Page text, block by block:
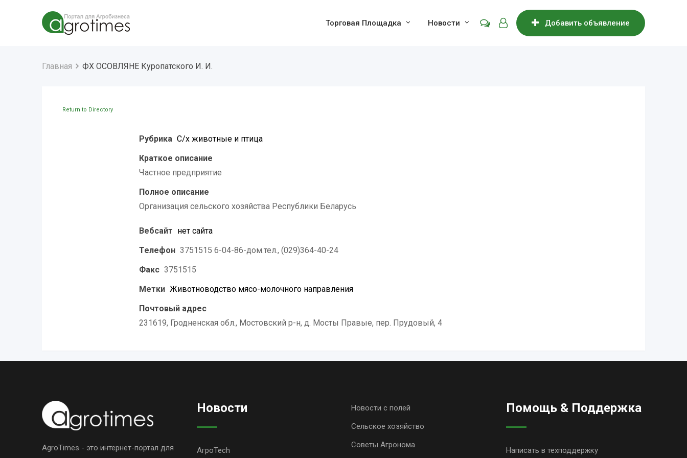
Добавить объявление
Торговая Площадка Новости
Главная ФХ ОСОВЛЯНЕ Куропатского И. И.
Return to Directory
Рубрика С/х животные и птица
Краткое описание
Частное предприятие
Полное описание
Организация сельского хозяйства Республики Беларусь
Вебсайт нет сайта
Телефон 3751515 6-04-86-дом.тел., (029)364-40-24
Факс 3751515
Метки Животноводство мясо-молочного направления
Почтовый адрес
231619, Гродненская обл., Мостовский р-н, д. Мосты Правые, пер. Прудовый, 4
AgroTimes - это интернет-портал для
Новости
АгроTech
Новости с полей
Сельское хозяйство
Советы Агронома
Помощь & Поддержка
Написать в техподдержку